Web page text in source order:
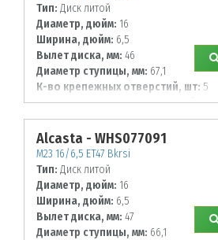
Тип: Диск литой
Диаметр, дюйм: 16
Ширина, дюйм: 6,5
Вылет диска, мм: 46
Диаметр ступицы, мм: 67,1
К-во крепежных отверстий, шт: 5
Диаметр располож. отверстий, мм:
114,3
Alcasta - WHS077091
M23 16/6,5 ET47 Bkrsi
Тип: Диск литой
Диаметр, дюйм: 16
Ширина, дюйм: 6,5
Вылет диска, мм: 47
Диаметр ступицы, мм: 66,1